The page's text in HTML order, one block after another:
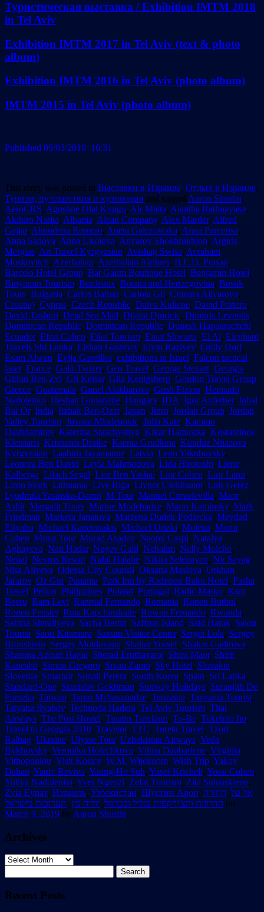
Туристическая выставка / Exhibition IMTM 2018
in Tel Aviv
Exhibition IMTM 2017 in Tel Aviv (text & photo
album)
Exhibition IMTM 2016 in Tel Aviv (photo album)
IMTM 2015 in Tel Aviv (photo album)
Published 09/03/2019 16:31
This entry was posted in Выставки в Израиле, Отдых в Израиле,
Туризм, путешествия и кулинария and tagged Aaron Shustin,
AeroCRS, Agustine Olal Kungu, Air Malta, Ajantha Rathnayake,
Akihiro Narita, Albania, Alean Company, Alex Marder, Alfred
Gajjar, Almudena Romero, Aneta Galezowska, Anna Parcerisa,
Anna Sadova, Anna Ukolova, Anvarov Shokhrukhjon, Argiris
Mergias, Art Travel Kyrgyzstan, Avishag Swisa, Avraham
Moskovitch, Azerbaijan, Azerbaijan Airlines, B.L.D. Prasad,
Barcelo Hotel Group, Bat Galim Boutique Hotel, Benjamin Hotel,
Binyamin Tourism, Bordeaux, Bosnia and Hertzegovina, Bosuk
Tours, Bulgaria, Carlos Batista, Carlota Gil, Chinara Aliyarova,
Croatia), Cyprus, Czech Republic, Daiva Kuliene, David Portero,
David Tushuri, Dead Sea Mail, Dijana Djuricic, Dimitris Leventis,
Dominican Repablic, Dominican Republic, Dunesh Hapuarachchi,
Ecuador, Efrat Cohen, Eilat Tourism, Einat Shwarts, El Al, Elephant
Travels Shi Lanka, Elshan Gasimov, Elvin Raziyev, Emily Dorf,
Esam Alwan, Evija Gavrilko, exhibitions in Israel, Falcon tactical
laser, France, Galit Twizer, Geo Travel, George Steuart, Georgia,
Gidon Ben-Zvi, Gil Keisar, Gila Kenigsberg, Gordon Travel Group,
Greece, Guatemala, Gunel Alakbarova, Gush Etzion, Hennadii
Nadolenko, Heshan Gunaratne, Hungary, IDA, Igor Auferber, Inbal
Bar Or, India, Itzhak Ben-Ozer, Japan, Jinro, Jordan Group, Jordan
Valley Tourism, Jovana Mladenovic, Julia Katz, Kamran
Dashdamirov, Katerina Staschyshyn, Kikar Hamusika, Kostantinos
Kleisiaris, Kristianis Draike, Ksenia Grudkina, Kunduz Niiazova,
Kyrgyzstan, Laahiru Jayamanne, Latvia, Leon Yakubovsky,
Leonora Ben David, Leyla Mahmodova, Lida Hirotoshi, Liene
Kalberga, Lilach Segal, Lior Ben Yashai, Lior Cohen, Lior Lanir,
Liron Stork, Lithuania, Live Riga, Livnot Ulehibanot, Luis Gerez,
Lyudmila Yasinska-Damri, M Tour, Manuel Cimadevilla, Maor
Ashir, Margalit Tours, Marine Modebadze, Mario Kaminsky, Mark
Friedman, Marketa Janatova, Marzena Dudek-Podlecka, Meydad
Eliyahu, Michael Kapetanakis, Michael Urizki, Moletai, Momi
Cohen, Mona Tour, Murad Asadov, Naomi Caspi, Natalya
Aghayeva, Nati Hadar, Negev Galil, Nehalim, Nelly Molcho,
Nepal, Nevros Resort, Nidal Halabe, Nikita Seleznyov, Nir Sayag,
Nisa Aliyeva, Odessa City Counsil, Oksana Maslova, Orkhan
Jafarov, Oz Gur, Panama, Park Inn by Radisson Baku Hotel, Pasha
Travel, Pelion, Philippines, Poland, Portugal, Radic Marko, Ram
Beeru, Ram Levi, Ranmal Fernando, Romania, Ronen Butbul,
Ronen Fenster, Ruta Kapchinskaite, Ruwan Fernando, Rwanda,
Sabina Shiraliyeva, Sacha Bertin, Saffron Island, Said Hatuk, Salou
Tourist, Saori Kitamura, Saxum Visitor Center, Sergei Lola, Sergey
Bronshtein, Sergey Moldovans, Shahar Yossef, Shakar Gadirova,
Sharona Azouri Hagai, Sherad Eruthayaraj, Shira Maor, Shirit
Kaneshti, Simon Gregorn, Sivan Zamir, Sky Hotel, Slovakia,
Slovenia, Smartair, Sonali Perera, South Korea, Spain, Sri Lanka,
Standard-One, Stanislav Gokhman, Sunway Holidays, Suranjith De
Forseka, Taiwan, Tamu Mzhavanadze, Tanzania, Tanzania Tourist,
Tatyana Ryabov, Technoda Hadera, Tel Aviv Tourism, Thai
Airways, The Post Hostel, Tinatin Tsitelauri, To-Be, Tokehito Ito,
Travel to Georgia 2010, Travelor, TTC, Tureta Travel, Tzori
Ralbag, Ukraine, Ulysse Tour, Uzbekistan Airways, Veda
Bykhovsky, Veronika Holechkova, Vilma Daubariene, Virginia
Vithopoulou, Visit Kosice, W.M. Wijekoom, Wish Trip, Yakov
Dahan, Yaniv Revivo, Yaung-Ho Suh, Yosef Kricheli, Yossi Cohen,
Yuliya Nadolenko, Yves Ngenzi, Zefat Tourism, Zita Sulauskiene,
Zvia Eynav, Израиль, Узбекистан, Шустин Арон, אל על, החוויה
הדרוזית והצ'ירקסית בגליל ובכרמל, יוליה כץ, תערוכות בישראל
on
March 9, 2019 by Aaron Shustin.
Archives
Archives
for:
Recent Posts